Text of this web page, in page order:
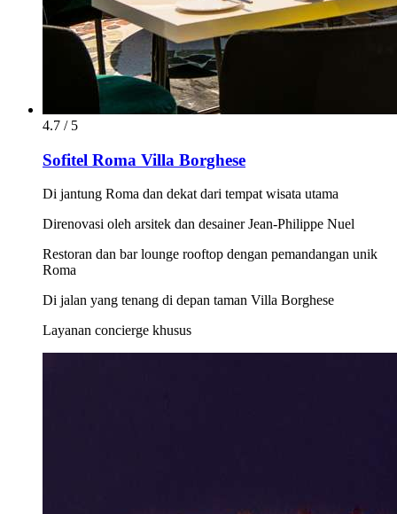
4.7 / 5
Sofitel Roma Villa Borghese
Di jantung Roma dan dekat dari tempat wisata utama
Direnovasi oleh arsitek dan desainer Jean-Philippe Nuel
Restoran dan bar lounge rooftop dengan pemandangan unik
Roma
Di jalan yang tenang di depan taman Villa Borghese
Layanan concierge khusus